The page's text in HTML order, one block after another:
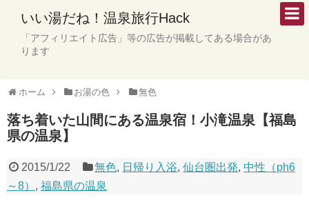
いい湯だね！温泉旅行Hack
「アフィリエイト広告」等の広告が掲載してある場合があ
ります
ホーム お湯の色 無色
落ち着いた山間にある温泉宿！小滝温泉【福島
県の温泉】
2015/1/22 無色, 日帰り入浴,仙台圏出発,中性（ph6
～8） , 福島県の温泉